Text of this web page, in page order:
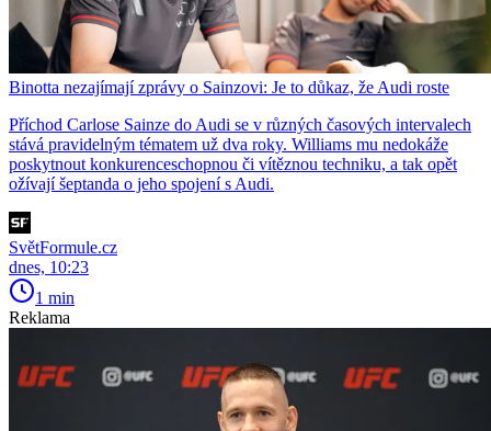
Binotta nezajímají zprávy o Sainzovi: Je to důkaz, že Audi roste
Příchod Carlose Sainze do Audi se v různých časových intervalech
stává pravidelným tématem už dva roky. Williams mu nedokáže
poskytnout konkurenceschopnou či vítěznou techniku, a tak opět
ožívají šeptanda o jeho spojení s Audi.
SvětFormule.cz
dnes, 10:23
1 min
Reklama